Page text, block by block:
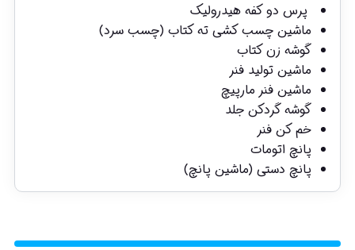
پرس دو کفه هیدرولیک
ماشین چسب کشی ته کتاب (چسب سرد)
گوشه زن کتاب
ماشین تولید فنر
ماشین فنر مارپیچ
گوشه گردکن جلد
خم کن فنر
پانچ اتومات
پانچ دستی (ماشین پانچ)